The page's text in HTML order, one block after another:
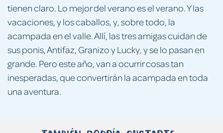
tienen claro. Lo mejor del verano es el verano. Y las
vacaciones, y los caballos, y, sobre todo, la
acampada en el valle. Allí, las tres amigas cuidan de
sus ponis, Antifaz, Granizo y Lucky, y se lo pasan en
grande. Pero este año, van a ocurrir cosas tan
inesperadas, que convertirán la acampada en toda
una aventura.